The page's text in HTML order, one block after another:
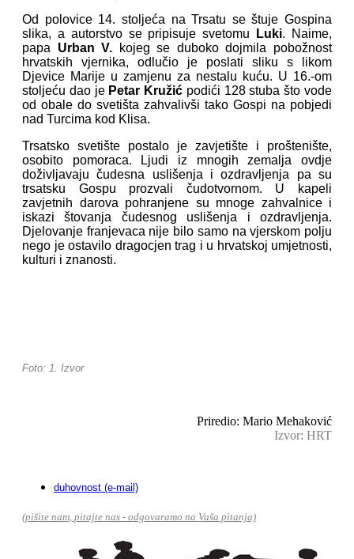
Od polovice 14. stoljeća na Trsatu se štuje Gospina
slika, a autorstvo se pripisuje svetomu
Luki. Naime,
papa Urban V. kojeg se duboko dojmila pobožnost
hrvatskih vjernika, odlučio je poslati sliku s likom
Djevice Marije u zamjenu za nestalu kuću. U 16.-om
stoljeću dao jePetar Kružić podići 128 stuba što vode
od obale do svetišta zahvalivši tako Gospi na pobjedi
nad Turcima kod Klisa.
Trsatsko svetište postalo je zavjetište i proštenište,
osobito pomoraca. Ljudi iz mnogih zemalja ovdje
doživljavaju čudesna uslišenja i ozdravljenja pa su
trsatsku Gospu prozvali čudotvornom. U kapeli
zavjetnih darova pohranjene su mnoge zahvalnice i
iskazi štovanja čudesnog uslišenja i ozdravljenja.
Djelovanje franjevaca nije bilo samo na vjerskom polju
nego je ostavilo dragocjen trag i u hrvatskoj umjetnosti,
kulturi i znanosti.
Foto: 1. Izvor
Priredio: Mario Mehaković
Izvor: HRT
duhovnost (e-mail)
(pišite nam, pitajte nas - odgovaramo na Vaša pitanja)